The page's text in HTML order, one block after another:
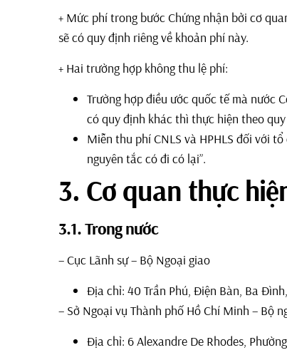
+ Mức phí trong bước Chứng nhận bởi cơ
sẽ có quy định riêng về khoản phí này.
+ Hai trường hợp không thu lệ phí:
Trường hợp điều ước quốc tế mà nước
có quy định khác thì thực hiện theo
Miễn thu phí CNLS và HPHLS đối với
nguyên tắc có đi có lại”.
3. Cơ quan thực
3.1. Trong nước
– Cục Lãnh sự – Bộ Ngoại giao
Địa chỉ: 40 Trần Phú, Điện Bàn, Ba
– Sở Ngoại vụ Thành phố Hồ Chí Minh – Bộ
Địa chỉ: 6 Alexandre De Rhodes,